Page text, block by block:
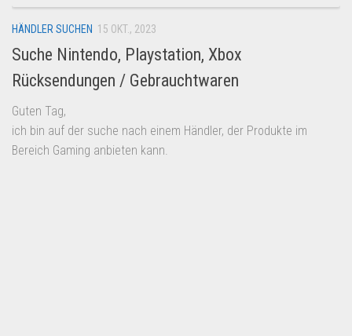
HÄNDLER SUCHEN 15 OKT., 2023
Suche Nintendo, Playstation, Xbox
Rücksendungen / Gebrauchtwaren
Guten Tag,
ich bin auf der suche nach einem Händler, der Produkte im
Bereich Gaming anbieten kann.